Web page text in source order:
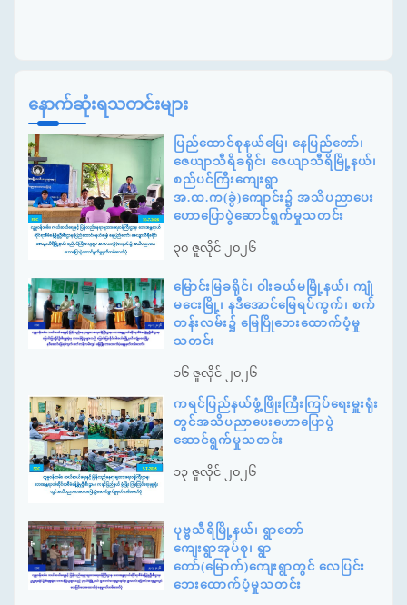
နောက်ဆုံးရသတင်းများ
ပြည်ထောင်စုနယ်မြေ၊ နေပြည်တော်၊
ဇေယျာသီရိခရိုင်၊ ဇေယျာသီရိမြို့နယ်၊
စည်ပင်ကြီးကျေးရွာ
အ.ထ.က(ခွဲ)ကျောင်း၌ အသိပညာပေး
ဟောပြောပွဲဆောင်ရွက်မှုသတင်း
၃၀ ဇူလိုင် ၂၀၂၆
မြောင်းမြခရိုင်၊ ဝါးခယ်မမြို့နယ်၊ ကျုံ
မငေးမြို့၊ နဒီအောင်မြေရပ်ကွက်၊ စက်
တန်းလမ်း၌ မြေပြိုဘေးထောက်ပံ့မှု
သတင်း
၁၆ ဇူလိုင် ၂၀၂၆
ကရင်ပြည်နယ်ဖွံ့ဖြိုးကြီးကြပ်ရေးမှူးရုံး
တွင်အသိပညာပေးဟောပြောပွဲ
ဆောင်ရွက်မှုသတင်း
၁၃ ဇူလိုင် ၂၀၂၆
ပုဗ္ဗသီရိမြို့နယ်၊ ရွာတော်
ကျေးရွာအုပ်စု၊ ရွာ
တော်(မြောက်)ကျေးရွာတွင် လေပြင်း
ဘေးထောက်ပံ့မှုသတင်း